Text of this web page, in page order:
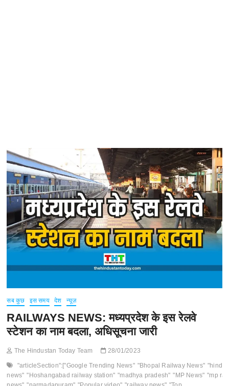
सब कुछ इस समय देश न्यूज़
RAILWAYS NEWS: मध्यप्रदेश के इस रेलवे
स्टेशन का नाम बदला, अधिसूचना जारी
The Hindustan Today Team 28/01/2023
"articleSection":["Google Trending News" "Bhopal Railway News" "hindi
news" "Hoshangabad railway station" "madhya pradesh" "MP News" "mp